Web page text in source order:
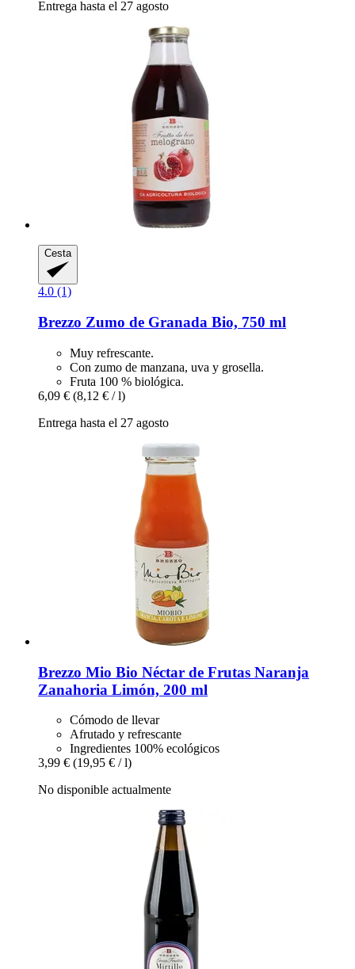
Entrega hasta el 27 agosto
Cesta
4.0 (1)
Brezzo Zumo de Granada Bio, 750 ml
Muy refrescante.
Con zumo de manzana, uva y grosella.
Fruta 100 % biológica.
6,09 € (8,12 € / l)
Entrega hasta el 27 agosto
Brezzo Mio Bio Néctar de Frutas Naranja
Zanahoria Limón, 200 ml
Cómodo de llevar
Afrutado y refrescante
Ingredientes 100% ecológicos
3,99 € (19,95 € / l)
No disponible actualmente